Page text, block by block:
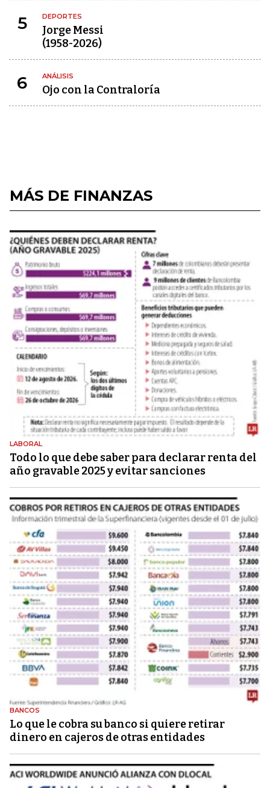
5 DEPORTES
Jorge Messi
(1958-2026)
6 ANÁLISIS
Ojo con la Contraloría
MÁS DE FINANZAS
LABORAL
Todo lo que debe saber para declarar renta del
año gravable 2025 y evitar sanciones
BANCOS
Lo que le cobra su banco si quiere retirar
dinero en cajeros de otras entidades